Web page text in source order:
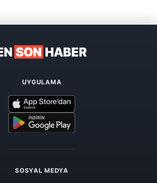
UYGULAMA
SOSYAL MEDYA